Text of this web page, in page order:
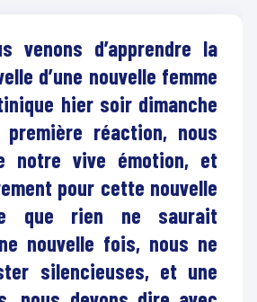
venons d’apprendre la
d’une nouvelle femme
hier soir dimanche
réaction, nous
notre vive émotion, et
pour cette nouvelle
que rien ne saurait
nouvelle fois, nous ne
silencieuses, et une